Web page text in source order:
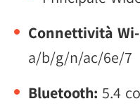
Connettività
a/b/g/n/ac/6e/7
Bluetooth: 5.4